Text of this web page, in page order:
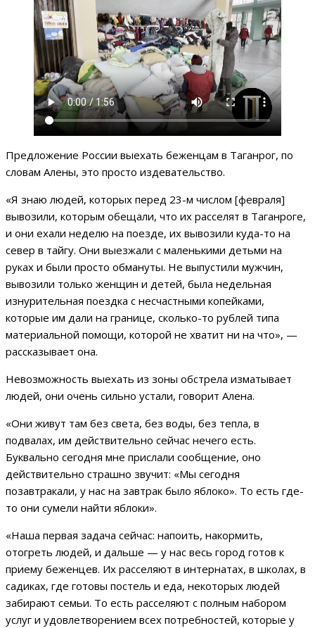
Предложение России выехать беженцам в Таганрог, по
словам Алены, это просто издевательство.
«Я знаю людей, которых перед 23-м числом [февраля]
вывозили, которым обещали, что их расселят в Таганроге,
и они ехали неделю на поезде, их вывозили куда-то на
север в тайгу. Они выезжали с маленькими детьми на
руках и были просто обмануты. Не выпустили мужчин,
вывозили только женщин и детей, была недельная
изнурительная поездка с несчастными копейками,
которые им дали на границе, сколько-то рублей типа
материальной помощи, которой не хватит ни на что», —
рассказывает она.
Невозможность выехать из зоны обстрела изматывает
людей, они очень сильно устали, говорит Алена.
«Они живут там без света, без воды, без тепла, в
подвалах, им действительно сейчас нечего есть.
Буквально сегодня мне прислали сообщение, оно
действительно страшно звучит: «Мы сегодня
позавтракали, у нас на завтрак было яблоко». То есть где-
то они сумели найти яблоки».
«Наша первая задача сейчас: напоить, накормить,
отогреть людей, и дальше — у нас весь город готов к
приему беженцев. Их расселяют в интернатах, в школах, в
садиках, где готовы постель и еда, некоторых людей
забирают семьи. То есть расселяют с полным набором
услуг и удовлетворением всех потребностей, которые у